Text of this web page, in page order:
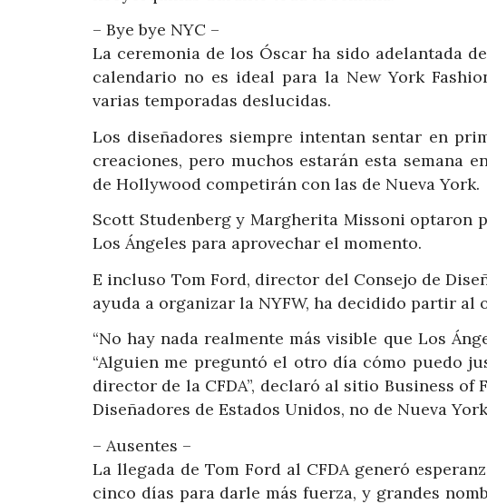
– Bye bye NYC –
La ceremonia de los Óscar ha sido adelantada
calendario no es ideal para la New York
varias temporadas deslucidas.
Los diseñadores siempre intentan sentar en
creaciones, pero muchos estarán esta semana
de Hollywood competirán con las de Nueva York.
Scott Studenberg y Margherita Missoni optaron
Los Ángeles para aprovechar el momento.
E incluso Tom Ford, director del Consejo de
ayuda a organizar la NYFW, ha decidido partir al
“No hay nada realmente más visible que Los
“Alguien me preguntó el otro día cómo puedo
director de la CFDA”, declaró al sitio Business of
Diseñadores de Estados Unidos, no de Nueva
– Ausentes –
La llegada de Tom Ford al CFDA generó
cinco días para darle más fuerza, y grandes